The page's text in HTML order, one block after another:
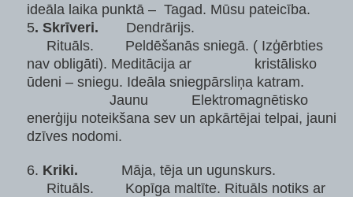
ideāla laika punktā – Tagad. Mūsu pateicība.
5. Skrīveri. Dendrārijs.
Rituāls. Peldēšanās sniegā. ( Izģērbties
nav obligāti). Meditācija ar kristālisko
ūdeni – sniegu. Ideāla sniegpārsliņa katram.
Jaunu Elektromagnētisko
enerģiju noteikšana sev un apkārtējai telpai, jauni
dzīves nodomi.
6. Kriki. Māja, tēja un ugunskurs.
Rituāls. Kopīga maltīte. Rituāls notiks ar